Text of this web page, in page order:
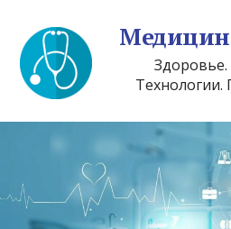
Здоровье.
Технологии.